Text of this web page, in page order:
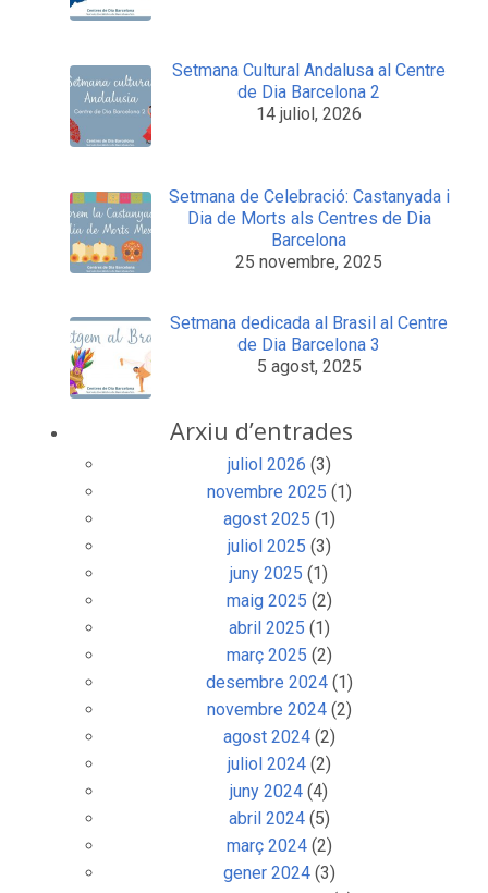
Setmana Cultural Andalusa al Centre
de Dia Barcelona 2
14 juliol, 2026
Setmana de Celebració: Castanyada i
Dia de Morts als Centres de Dia
Barcelona
25 novembre, 2025
Setmana dedicada al Brasil al Centre
de Dia Barcelona 3
5 agost, 2025
Arxiu d’entrades
juliol 2026 (3)
novembre 2025 (1)
agost 2025 (1)
juliol 2025 (3)
juny 2025 (1)
maig 2025 (2)
abril 2025 (1)
març 2025 (2)
desembre 2024(1)
novembre 2024(2)
agost 2024(2)
juliol 2024(2)
juny 2024 (4)
abril 2024(5)
març 2024(2)
gener 2024(3)